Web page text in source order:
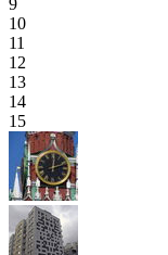
9
10
11
12
13
14
15